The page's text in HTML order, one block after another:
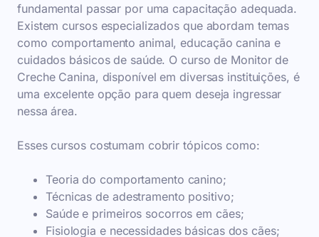
fundamental passar por uma capacitação adequada.
Existem cursos especializados que abordam temas
como comportamento animal, educação canina e
cuidados básicos de saúde. O curso de Monitor de
Creche Canina, disponível em diversas instituições, é
uma excelente opção para quem deseja ingressar
nessa área.
Esses cursos costumam cobrir tópicos como:
Teoria do comportamento canino;
Técnicas de adestramento positivo;
Saúde e primeiros socorros em cães;
Fisiologia e necessidades básicas dos cães;